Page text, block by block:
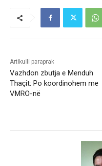
Artikulli paraprak
Vazhdon zbutja e Menduh
Thaçit: Po koordinohem me
VMRO-në